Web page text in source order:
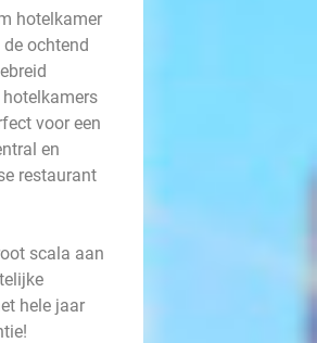
hotelkamer
ochtend
voor een
en
restaurant
scala aan
hele jaar